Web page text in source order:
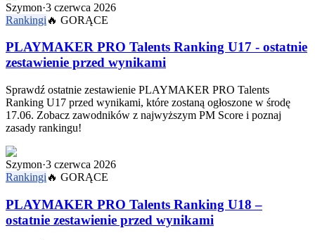
Szymon·3 czerwca 2026
Rankingi 🔥 GORĄCE
PLAYMAKER PRO Talents Ranking U17 - ostatnie
zestawienie przed wynikami
Sprawdź ostatnie zestawienie PLAYMAKER PRO Talents
Ranking U17 przed wynikami, które zostaną ogłoszone w środę
17.06. Zobacz zawodników z najwyższym PM Score i poznaj
zasady rankingu!
Szymon·3 czerwca 2026
Rankingi 🔥 GORĄCE
PLAYMAKER PRO Talents Ranking U18 –
ostatnie zestawienie przed wynikami